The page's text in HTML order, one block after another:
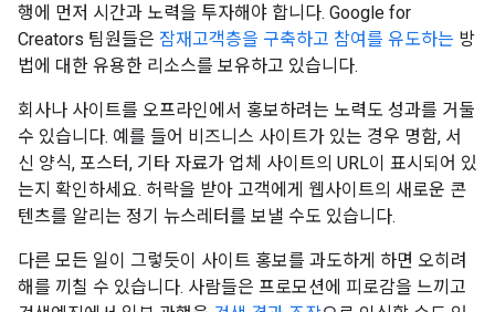
행에 먼저 시간과 노력을 투자해야 합니다. Google for
Creators 팀원들은 잠재고객층을 구축하고 참여를 유도하는 방
법에 대한 유용한 리소스를 보유하고 있습니다.
회사나 사이트를 오프라인에서 홍보하려는 노력도 성과를 거둘
수 있습니다. 예를 들어 비즈니스 사이트가 있는 경우 명함, 서
신 양식, 포스터, 기타 자료가 업체 사이트의 URL이 표시되어 있
는지 확인하세요. 허락을 받아 고객에게 웹사이트의 새로운 콘
텐츠를 알리는 정기 뉴스레터를 보낼 수도 있습니다.
다른 모든 일이 그렇듯이 사이트 홍보를 과도하게 하면 오히려
해를 끼칠 수 있습니다. 사람들은 프로모션에 피로감을 느끼고